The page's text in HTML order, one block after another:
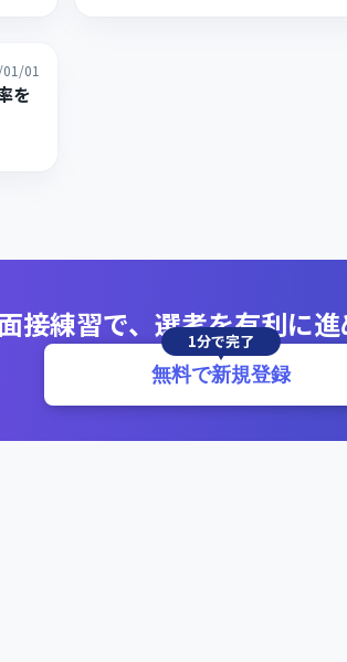
01
を
接練習で、選考を有利に進
1分で完了
無料で新規登録